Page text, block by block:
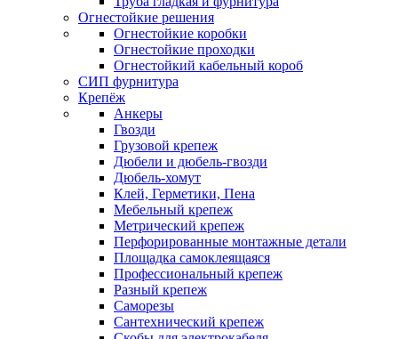
Огнестойкие решения
Огнестойкие коробки
Огнестойкие проходки
Огнестойкий кабельный короб
СИП фурнитура
Крепёж
Анкеры
Гвозди
Грузовой крепеж
Дюбели и дюбель-гвозди
Дюбель-хомут
Клей, Герметики, Пена
Мебельный крепеж
Метрический крепеж
Перфорированные монтажные детали
Площадка самоклеящаяся
Профессиональный крепеж
Разный крепеж
Саморезы
Сантехнический крепеж